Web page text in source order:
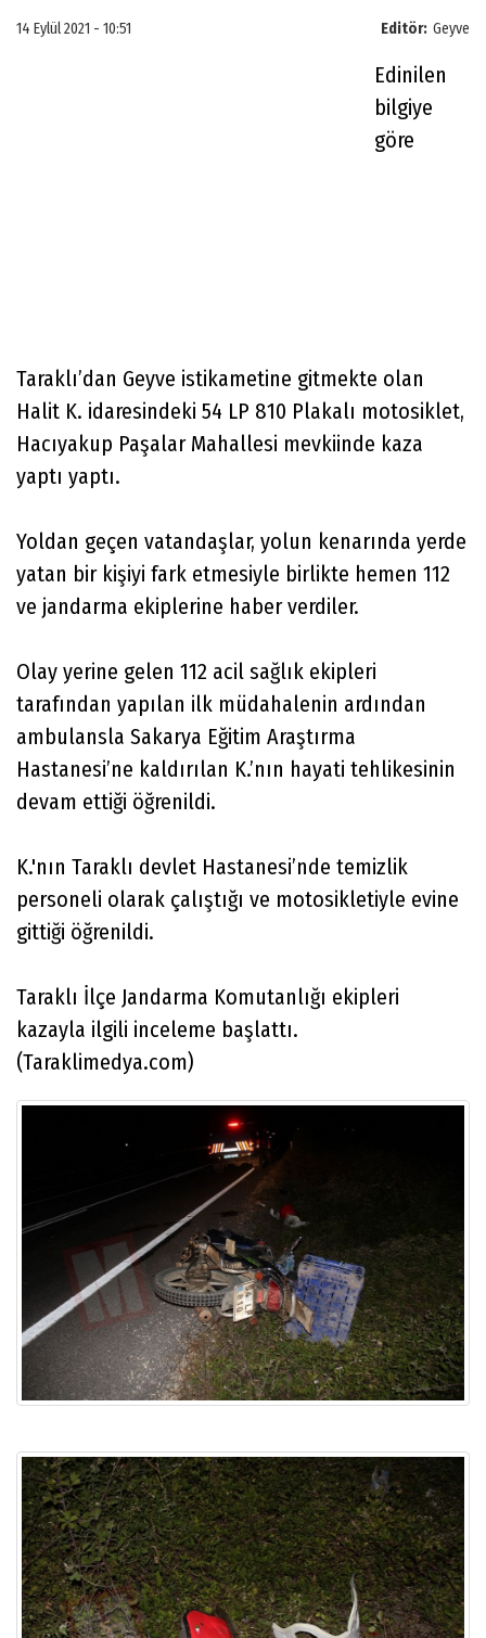
Editör: Geyve
14 Eylül 2021 - 10:51
Edinilen
bilgiye
göre
Taraklı’dan Geyve istikametine gitmekte olan
Halit K. idaresindeki 54 LP 810 Plakalı motosiklet,
Hacıyakup Paşalar Mahallesi mevkiinde kaza
yaptı yaptı.
Yoldan geçen vatandaşlar, yolun kenarında yerde
yatan bir kişiyi fark etmesiyle birlikte hemen 112
ve jandarma ekiplerine haber verdiler.
Olay yerine gelen 112 acil sağlık ekipleri
tarafından yapılan ilk müdahalenin ardından
ambulansla Sakarya Eğitim Araştırma
Hastanesi’ne kaldırılan K.’nın hayati tehlikesinin
devam ettiği öğrenildi.
K.'nın Taraklı devlet Hastanesi’nde temizlik
personeli olarak çalıştığı ve motosikletiyle evine
gittiği öğrenildi.
Taraklı İlçe Jandarma Komutanlığı ekipleri
kazayla ilgili inceleme başlattı.
(Taraklimedya.com)